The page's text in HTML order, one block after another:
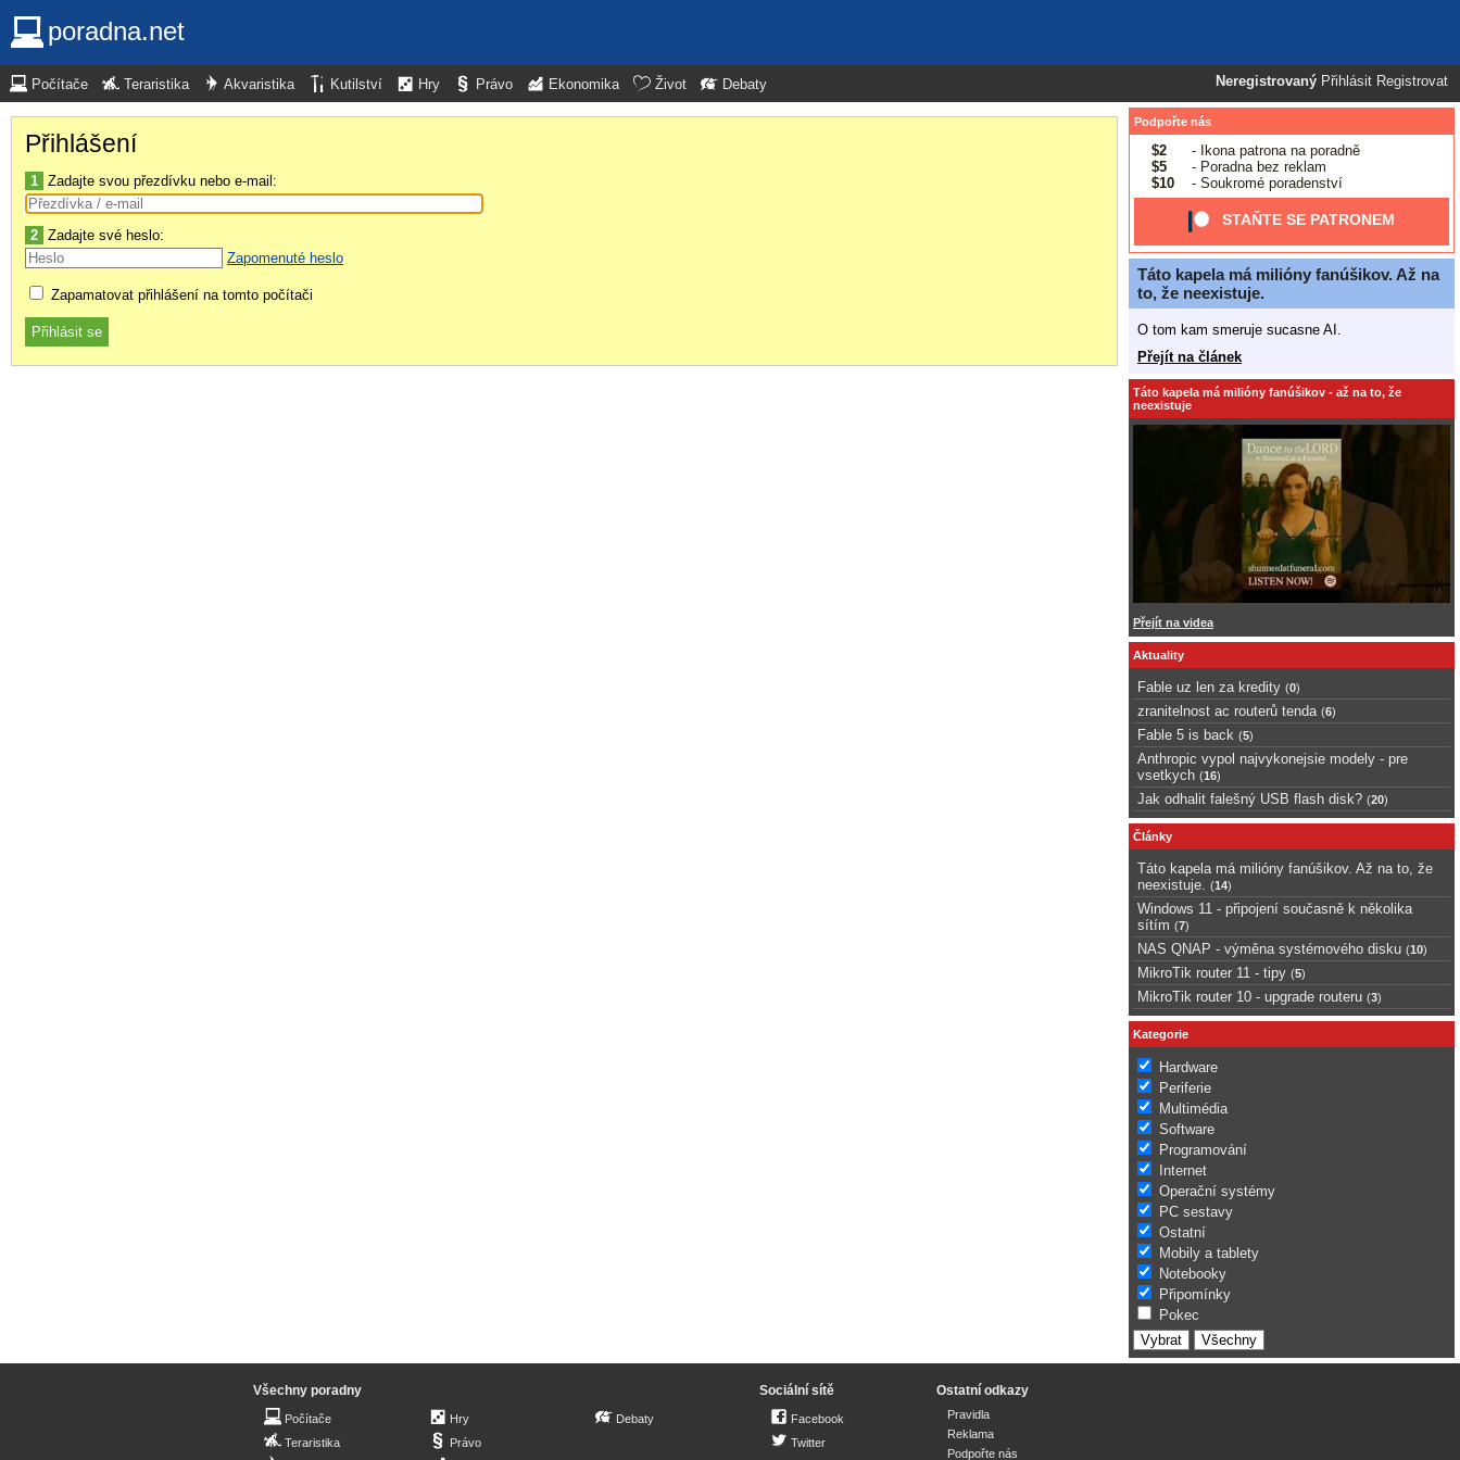
poradna.net
Neregistrovaný Přihlásit Registrovat
Počítače Teraristika Akvaristika Kutilství Hry Právo Ekonomika Život Debaty
Přihlášení
1 Zadajte svou přezdívku nebo e-mail:
2 Zadajte své heslo:
Zapomenuté heslo
Zapamatovat přihlášení na tomto počítači
Podpořte nás
$2
- Ikona patrona na poradně
$5
- Poradna bez reklam
$10
- Soukromé poradenství
STAŇTE SE PATRONEM
Táto kapela má milióny fanúšikov. Až na
to, že neexistuje.
O tom kam smeruje sucasne AI.
Přejít na článek
Táto kapela má milióny fanúšikov - až na to, že
neexistuje
Přejít na videa
Aktuality
Fable uz len za kredity (0)
zranitelnost ac routerů tenda (6)
Fable 5 is back (5)
Anthropic vypol najvykonejsie modely - pre
vsetkych (16)
Jak odhalit falešný USB flash disk? (20)
Články
Táto kapela má milióny fanúšikov. Až na to, že
neexistuje.
(14)
Windows 11 - připojení současně k několika
sítím (7)
NAS QNAP - výměna systémového disku (10)
MikroTik router 11 - tipy (5)
MikroTik router 10 - upgrade routeru (3)
Kategorie
Hardware
Periferie
Multimédia
Software
Programování
Internet
Operační systémy
PC sestavy
Ostatní
Mobily a tablety
Notebooky
Připomínky
Pokec
Všechny poradny
Počítače
Teraristika
Hry
Právo
Debaty
Sociální sítě
Facebook
Twitter
Ostatní odkazy
Pravidla
Reklama
Podpořte nás